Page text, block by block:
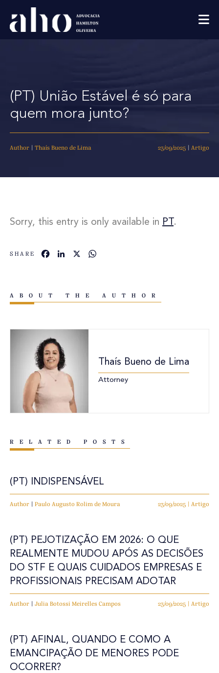
(PT) União Estável é só para
quem mora junto?
Author | Thaís Bueno de Lima 23/09/2025 | Artigo
Sorry, this entry is only available in PT .
SHARE FacebookLinkedIn
ABOUT THE AUTHOR
Thaís Bueno de Lima
Attorney
RELATED POSTS
(PT) INDISPENSÁVEL
Author | Paulo Augusto Rolim de Moura 23/09/2025 | Artigo
(PT) PEJOTIZAÇÃO EM 2026: O QUE
REALMENTE MUDOU APÓS AS DECISÕES
DO STF E QUAIS CUIDADOS EMPRESAS E
PROFISSIONAIS PRECISAM ADOTAR
Author | Julia Botossi Meirelles Campos 23/09/2025 | Artigo
(PT) AFINAL, QUANDO E COMO A
EMANCIPAÇÃO DE MENORES PODE
OCORRER?